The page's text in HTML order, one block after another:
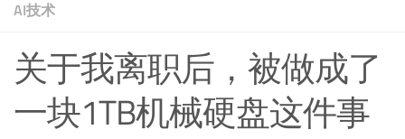
AI技术
关于我离职后，被做成了
一块1TB机械硬盘这件事